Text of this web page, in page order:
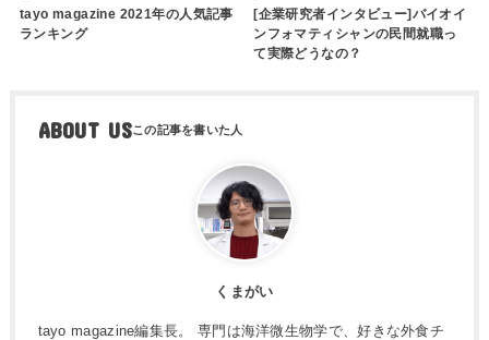
tayo magazine 2021年の人気記事
ランキング
[企業研究者インタビュー]バイオイ
ンフォマティシャンの民間就職っ
て実際どうなの？
ABOUT US
くまがい
tayo magazine編集長。 専門は海洋微生物学で、好きな外食チ